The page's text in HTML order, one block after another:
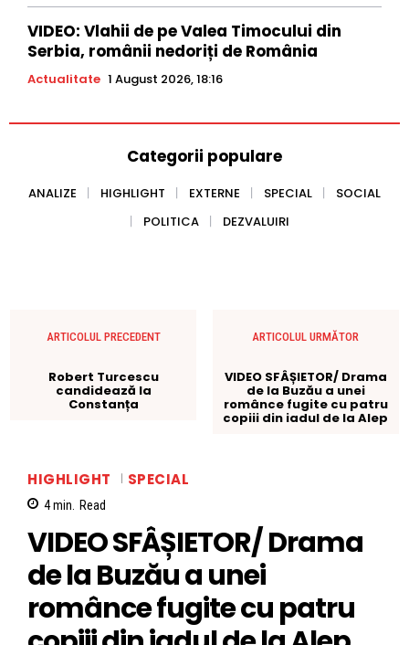
VIDEO: Vlahii de pe Valea Timocului din
Serbia, românii nedoriți de România
Actualitate 1 August 2026, 18:16
Categorii populare
ANALIZE HIGHLIGHT EXTERNE SPECIAL
SOCIAL
POLITICA
DEZVALUIRI
ARTICOLUL PRECEDENT
Robert Turcescu
candidează la
Constanța
ARTICOLUL URMĂTOR
VIDEO SFÂȘIETOR/ Drama
de la Buzău a unei
românce fugite cu patru
copiii din iadul de la Alep